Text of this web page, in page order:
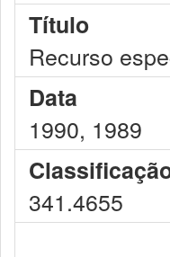
Título
Recurso
Data
1990, 1989
341.4655